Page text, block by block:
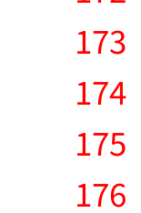
173
174
175
176